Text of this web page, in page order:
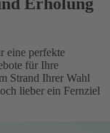
eine perfekte
für Ihre
Strand Ihrer Wahl
lieber ein Fernziel